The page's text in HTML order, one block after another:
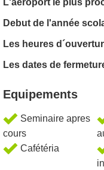
L'aéroport le plus
Debut de l'année
Les heures
Les dates de
Equipements
Seminaire apres
cours
Cafétéria